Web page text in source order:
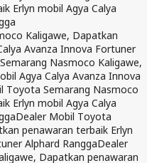
Erlyn mobil Agya Calya
Kaligawe, Dapatkan
Avanza Innova Fortuner
Nasmoco Kaligawe,
Agya Calya Avanza Innova
Toyota Semarang Nasmoco
Erlyn mobil Agya Calya
Dealer Mobil Toyota
penawaran terbaik Erlyn
Alphard RanggaDealer
Dapatkan penawaran